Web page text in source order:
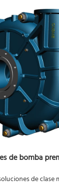
de bomba
de